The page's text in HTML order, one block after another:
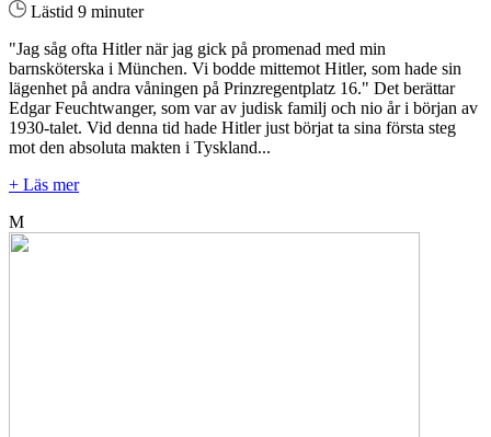
Lästid 9 minuter
"Jag såg ofta Hitler när jag gick på promenad med min
barnsköterska i München. Vi bodde mittemot Hitler, som hade sin
lägenhet på andra våningen på Prinzregentplatz 16." Det berättar
Edgar Feuchtwanger, som var av judisk familj och nio år i början av
1930-talet. Vid denna tid hade Hitler just börjat ta sina första steg
mot den absoluta makten i Tyskland...
+ Läs mer
M